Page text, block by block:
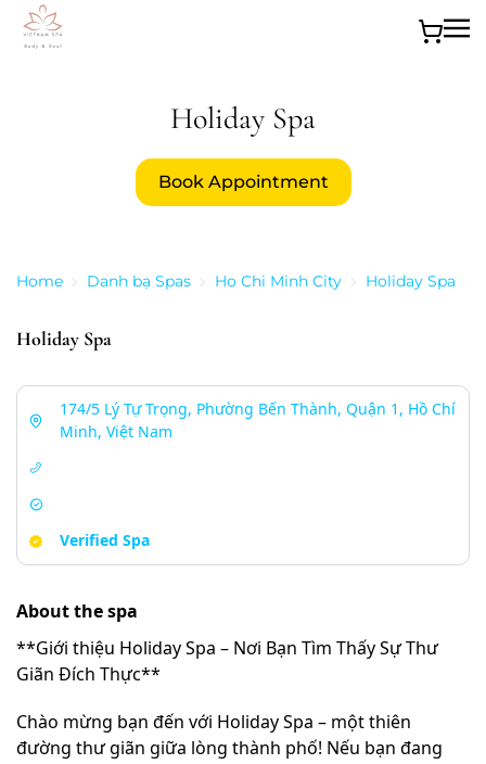
Holiday Spa
Book Appointment
Home Danh bạ Spas Ho Chi Minh City Holiday Spa
Holiday Spa
174/5 Lý Tự Trọng, Phường Bến Thành, Quận 1, Hồ Chí
Minh, Việt Nam
Verified Spa
About the spa
**Giới thiệu Holiday Spa – Nơi Bạn Tìm Thấy Sự Thư
Giãn Đích Thực**
Chào mừng bạn đến với Holiday Spa – một thiên
đường thư giãn giữa lòng thành phố! Nếu bạn đang